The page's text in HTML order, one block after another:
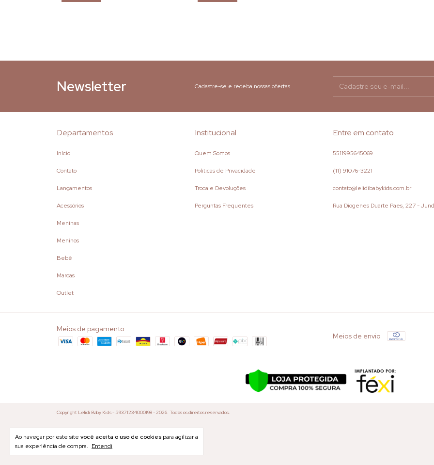
Ao navegar por este site você aceita o uso de cookies para agilizar a
sua experiência de compra. Entendi
Newsletter Cadastre-se e receba nossas ofertas.
Departamentos
Início
Contato
Lançamentos
Acessórios
Meninas
Meninos
Bebê
Marcas
Outlet
Institucional
Quem Somos
Políticas de Privacidade
Troca e Devoluções
Perguntas Frequentes
Entre em contato
5511995645069
(11) 91076-3221
contato@lelidibabykids.com.br
Rua Diogenes Duarte Paes, 227 -
Meios de pagamento
Meios de envio
Copyright Lelidi Baby Kids - 59371234000198 - 2026. Todos os direitos reservados.